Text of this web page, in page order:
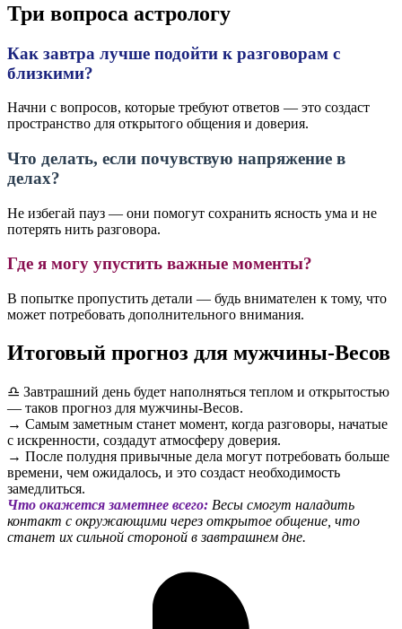
Три вопроса астрологу
Как завтра лучше подойти к разговорам с
близкими?
Начни с вопросов, которые требуют ответов — это создаст
пространство для открытого общения и доверия.
Что делать, если почувствую напряжение в
делах?
Не избегай пауз — они помогут сохранить ясность ума и не
потерять нить разговора.
Где я могу упустить важные моменты?
В попытке пропустить детали — будь внимателен к тому, что
может потребовать дополнительного внимания.
Итоговый прогноз для мужчины-Весов
♎️ Завтрашний день будет наполняться теплом и открытостью
— таков прогноз для мужчины-Весов.
→ Самым заметным станет момент, когда разговоры, начатые
с искренности, создадут атмосферу доверия.
→ После полудня привычные дела могут потребовать больше
времени, чем ожидалось, и это создаст необходимость
замедлиться.
Что окажется заметнее всего: Весы смогут наладить
контакт с окружающими через открытое общение, что
станет их сильной стороной в завтрашнем дне.